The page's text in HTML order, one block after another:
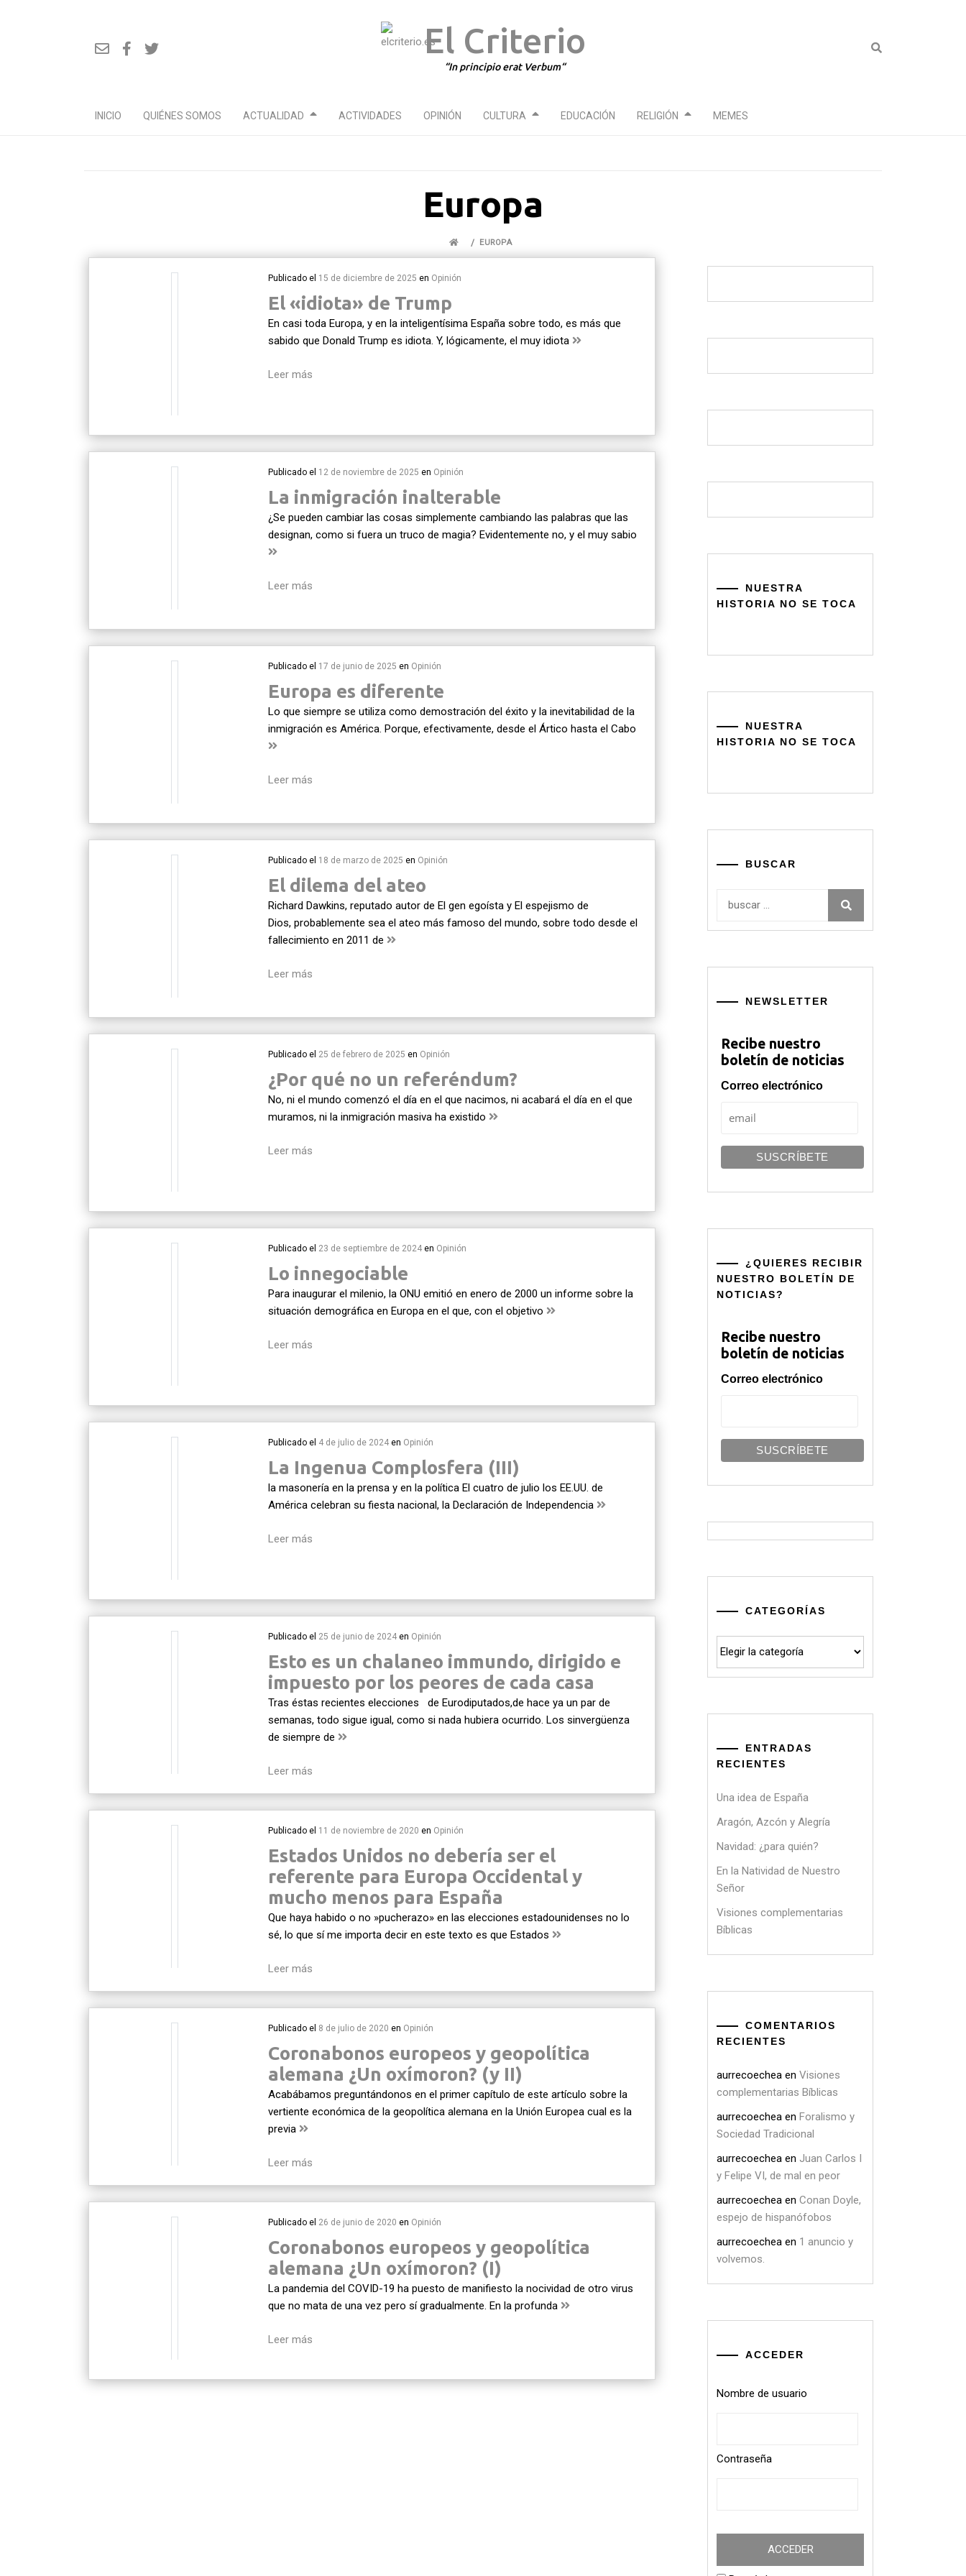
El Criterio
In principio erat Verbum
INICIO QUIÉNES SOMOS ACTUALIDAD ACTIVIDADES OPINIÓN CULTURA EDUCACIÓN RELIGIÓN MEMES
Europa
EUROPA
Publicado el 15 de diciembre de 2025 en Opinión
El «idiota» de Trump
En casi toda Europa, y en la inteligentísima España sobre todo, es más que
sabido que Donald Trump es idiota. Y, lógicamente, el muy idiota
Leer más
Publicado el 12 de noviembre de 2025 en Opinión
La inmigración inalterable
¿Se pueden cambiar las cosas simplemente cambiando las palabras que las
designan, como si fuera un truco de magia? Evidentemente no, y el muy sabio
Leer más
Publicado el 17 de junio de 2025 en Opinión
Europa es diferente
Lo que siempre se utiliza como demostración del éxito y la inevitabilidad de la
inmigración es América. Porque, efectivamente, desde el Ártico hasta el Cabo
Leer más
Publicado el 18 de marzo de 2025 en Opinión
El dilema del ateo
Richard Dawkins, reputado autor de El gen egoísta y El espejismo de
Dios, probablemente sea el ateo más famoso del mundo, sobre todo desde el
fallecimiento en 2011 de
Leer más
Publicado el 25 de febrero de 2025 en Opinión
¿Por qué no un referéndum?
No, ni el mundo comenzó el día en el que nacimos, ni acabará el día en el que
muramos, ni la inmigración masiva ha existido
Leer más
Publicado el 23 de septiembre de 2024 en Opinión
Lo innegociable
Para inaugurar el milenio, la ONU emitió en enero de 2000 un informe sobre la
situación demográfica en Europa en el que, con el objetivo
Leer más
Publicado el 4 de julio de 2024 en Opinión
La Ingenua Complosfera (III)
la masonería en la prensa y en la política El cuatro de julio los EE.UU. de
América celebran su fiesta nacional, la Declaración de Independencia
Leer más
Publicado el 25 de junio de 2024 en Opinión
Esto es un chalaneo immundo, dirigido e
impuesto por los peores de cada casa
Tras éstas recientes elecciones de Eurodiputados,de hace ya un par de
semanas, todo sigue igual, como si nada hubiera ocurrido. Los sinvergüenza
de siempre de
Leer más
Publicado el 11 de noviembre de 2020 en Opinión
Estados Unidos no debería ser el
referente para Europa Occidental y
mucho menos para España
Que haya habido o no »pucherazo» en las elecciones estadounidenses no lo
sé, lo que sí me importa decir en este texto es que Estados
Leer más
Publicado el 8 de julio de 2020 en Opinión
Coronabonos europeos y geopolítica
alemana ¿Un oxímoron? (y II)
Acabábamos preguntándonos en el primer capítulo de este artículo sobre la
vertiente económica de la geopolítica alemana en la Unión Europea cual es la
previa
Leer más
Publicado el 26 de junio de 2020 en Opinión
Coronabonos europeos y geopolítica
alemana ¿Un oxímoron? (I)
La pandemia del COVID-19 ha puesto de manifiesto la nocividad de otro virus
que no mata de una vez pero sí gradualmente. En la profunda
Leer más
NUESTRA
HISTORIA NO SE TOCA
NUESTRA
HISTORIA NO SE TOCA
BUSCAR
NEWSLETTER
Recibe nuestro
boletín de noticias
Correo electrónico
¿QUIERES RECIBIR
NUESTRO BOLETÍN DE
NOTICIAS?
Recibe nuestro
boletín de noticias
Correo electrónico
CATEGORÍAS
ENTRADAS
RECIENTES
Una idea de España
Aragón, Azcón y Alegría
Navidad: ¿para quién?
En la Natividad de Nuestro
Señor
Visiones complementarias
Bíblicas
COMENTARIOS
RECIENTES
aurrecoechea en Visiones
complementarias Bíblicas
aurrecoechea en Foralismo y
Sociedad Tradicional
aurrecoechea en Juan Carlos I
y Felipe VI, de mal en peor
aurrecoechea en Conan Doyle,
espejo de hispanófobos
aurrecoechea en 1 anuncio y
volvemos.
ACCEDER
Nombre de usuario
Contraseña